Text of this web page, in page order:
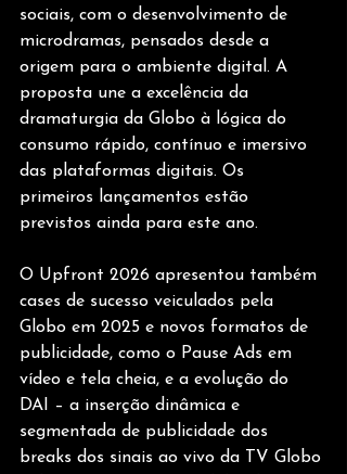
sociais, com o desenvolvimento de
microdramas, pensados desde a
origem para o ambiente digital. A
proposta une a excelência da
dramaturgia da Globo à lógica do
consumo rápido, contínuo e imersivo
das plataformas digitais. Os
primeiros lançamentos estão
previstos ainda para este ano.
O Upfront 2026 apresentou também
cases de sucesso veiculados pela
Globo em 2025 e novos formatos de
publicidade, como o Pause Ads em
vídeo e tela cheia, e a evolução do
DAI – a inserção dinâmica e
segmentada de publicidade dos
breaks dos sinais ao vivo da TV Globo